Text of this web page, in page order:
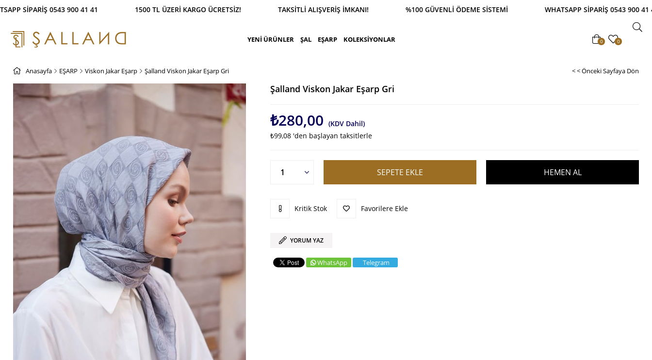
%100 GÜVENLİ ÖDEME SİSTEMİ WHATSAPP SİPARİŞ 0543 900 41 41 1500 TL ÜZERİ KARGO ÜCRETSİZ! TAKSİTLİ ALIŞVERİŞ İMKANI! %100
YENİ ÜRÜNLER ŞAL EŞARP KOLEKSİYONLAR 0 0
Anasayfa EŞARP Viskon Jakar Eşarp Şalland Viskon Jakar Eşarp Gri < < Önceki Sayfaya Dön
Şalland Viskon Jakar Eşarp Gri
₺280,00 (KDV Dahil)
₺99,08 'den başlayan taksitlerle
Kritik Stok Favorilere Ekle
YORUM YAZ
WhatsApp Telegram